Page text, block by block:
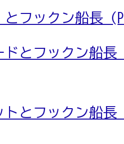
とフックン船長
ドとフックン船長
トとフックン船長